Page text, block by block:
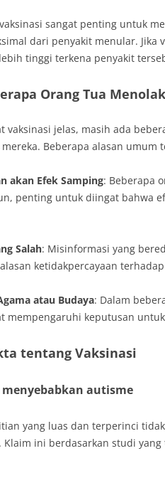
sangat penting untuk
dari penyakit menular. Jika
tinggi terkena penyakit
Orang Tua
vaksinasi jelas, masih ada
Beberapa alasan umum
akan Efek Samping: Beberapa
penting untuk diingat bahwa
Salah: Misinformasi yang
ketidakpercayaan
atau Budaya: Dalam
mempengaruhi keputusan
tentang Vaksinasi
autisme
yang luas dan terperinci
Klaim ini berdasarkan studi